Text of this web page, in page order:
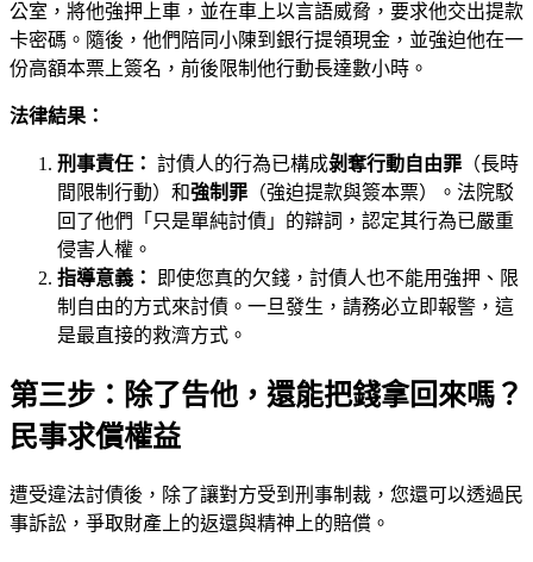
公室，將他強押上車，並在車上以言語威脅，要求他交出提款
卡密碼。隨後，他們陪同小陳到銀行提領現金，並強迫他在一
份高額本票上簽名，前後限制他行動長達數小時。
法律結果：
刑事責任： 討債人的行為已構成剝奪行動自由罪 （長時
間限制行動）和強制罪 （強迫提款與簽本票）。法院駁
回了他們「只是單純討債」的辯詞，認定其行為已嚴重
侵害人權。
指導意義：
即使您真的欠錢，討債人也不能用強押、限
制自由的方式來討債。一旦發生，請務必立即報警，這
是最直接的救濟方式。
第三步：除了告他，還能把錢拿回來嗎？
民事求償權益
遭受違法討債後，除了讓對方受到刑事制裁，您還可以透過民
事訴訟，爭取財產上的返還與精神上的賠償。